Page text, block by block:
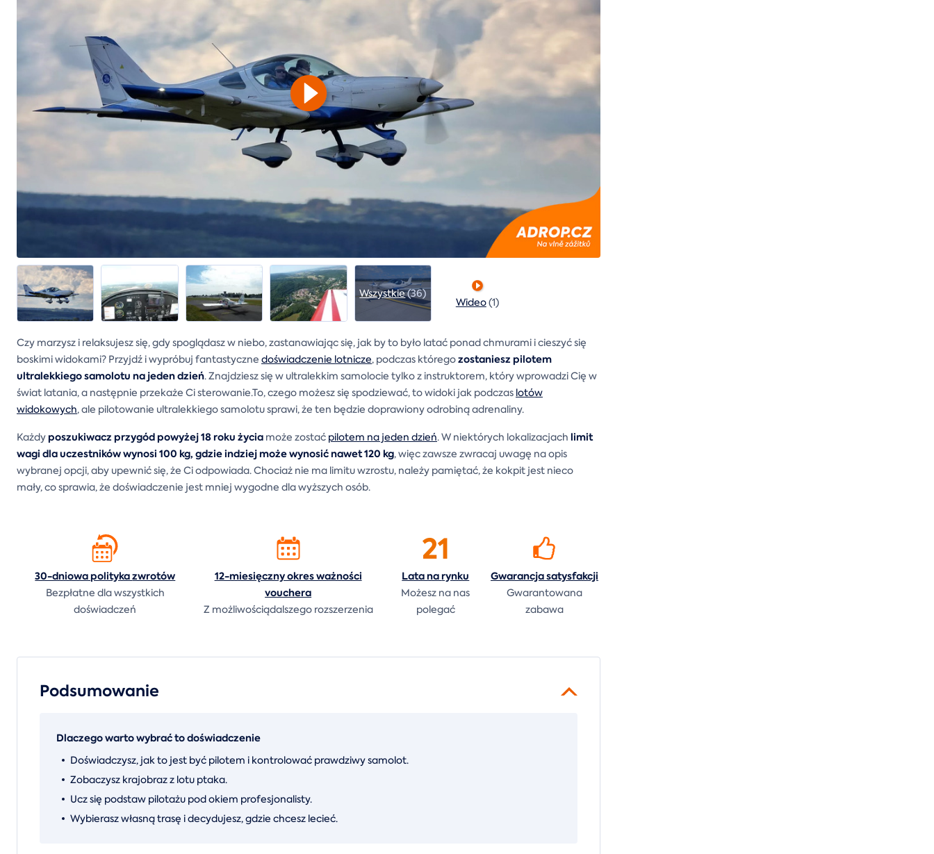
Wszystkie(36)
Wideo(1)
Czy marzysz i relaksujesz się, gdy spoglądasz w niebo, zastanawiając się, jak by to było latać ponad chmurami i cieszyć się
boskimi widokami? Przyjdź i wypróbuj fantastyczne doświadczenie lotnicze, podczas któregozostaniesz pilotem
ultralekkiego samolotu na jeden dzień. Znajdziesz się w ultralekkim samolocie tylko z instruktorem, który wprowadzi Cię w
świat latania, a następnie przekaże Ci sterowanie.To, czego możesz się spodziewać, to widoki jak podczas lotów
widokowych, ale pilotowanie ultralekkiego samolotu sprawi, że ten będzie doprawiony odrobiną adrenaliny.
Każdyposzukiwacz przygód powyżej 18 roku życia może zostać pilotem na jeden dzień. W niektórych lokalizacjach limit
wagi dla uczestników wynosi 100 kg, gdzie indziej może wynosić nawet 120 kg, więc zawsze zwracaj uwagę na opis
wybranej opcji, aby upewnić się, że Ci odpowiada. Chociaż nie ma limitu wzrostu, należy pamiętać, że kokpit jest nieco
mały, co sprawia, że doświadczenie jest mniej wygodne dla wyższych osób.
30-dniowa politykazwrotów
Bezpłatne dla wszystkich
doświadczeń
12-miesięczny okres ważności
vouchera
Z możliwościądalszego rozszerzenia
21
Lata narynku
Możesz na nas
polegać
Gwarancjasatysfakcji
Gwarantowana
zabawa
Podsumowanie
Dlaczego warto wybrać to doświadczenie
Doświadczysz, jak to jest być pilotem i kontrolować prawdziwy samolot.
Zobaczysz krajobraz z lotu ptaka.
Ucz się podstaw pilotażu pod okiem profesjonalisty.
Wybierasz własną trasę i decydujesz, gdzie chcesz lecieć.